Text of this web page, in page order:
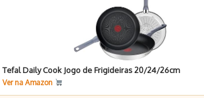
Tefal Daily Cook Jogo de Frigideiras 20/24/26cm
Ver na Amazon